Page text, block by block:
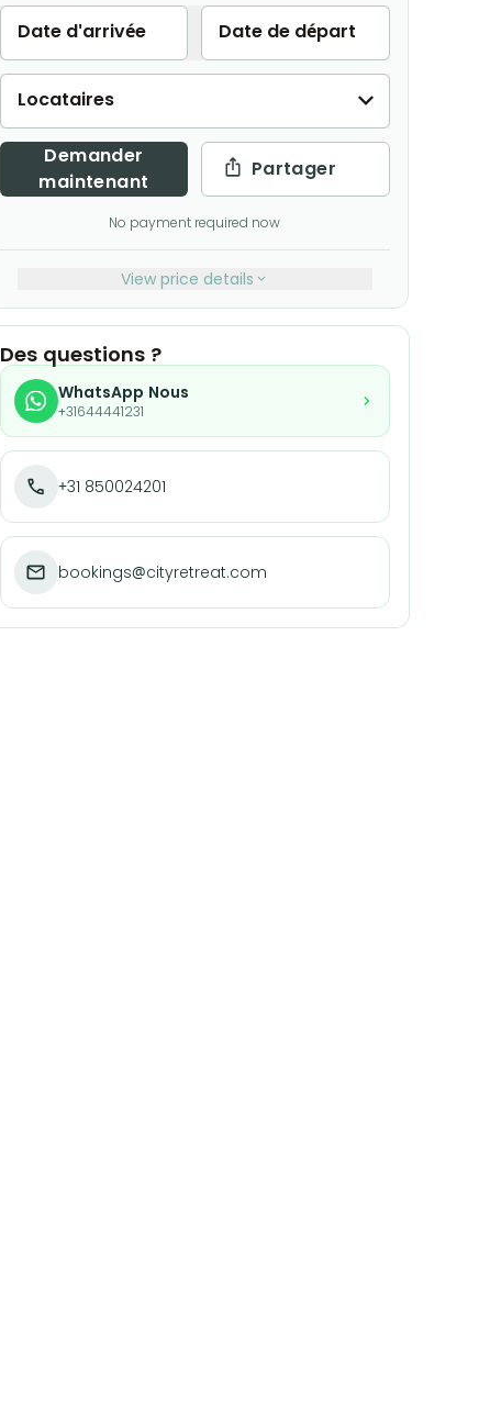
Date d'arrivée Date de départ
Locataires
Demander
maintenant
Partager
No payment required now
View price details
Des questions ?
WhatsApp Nous
+31644441231
+31 850024201
bookings@cityretreat.com